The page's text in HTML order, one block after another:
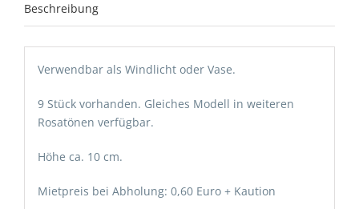
Beschreibung
Verwendbar als Windlicht oder Vase.
9 Stück vorhanden. Gleiches Modell in weiteren
Rosatönen verfügbar.
Höhe ca. 10 cm.
Mietpreis bei Abholung: 0,60 Euro + Kaution